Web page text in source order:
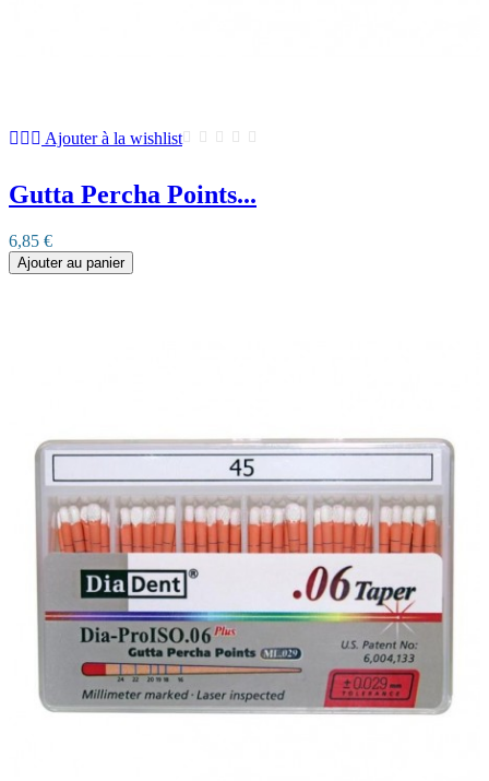
Ajouter à la wishlist
Gutta Percha Points...
6,85 €
Ajouter au panier